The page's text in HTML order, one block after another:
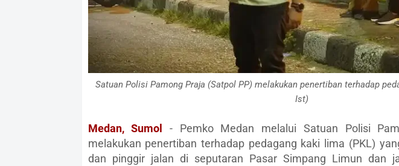
Satuan Polisi Pamong Praja (Satpol PP) melakukan penertiban terhadap
Ist)
Medan, Sumol
- Pemko Medan melalui Satuan Polisi
melakukan penertiban terhadap pedagang kaki lima (PKL)
dan pinggir jalan di seputaran Pasar Simpang Limun dan